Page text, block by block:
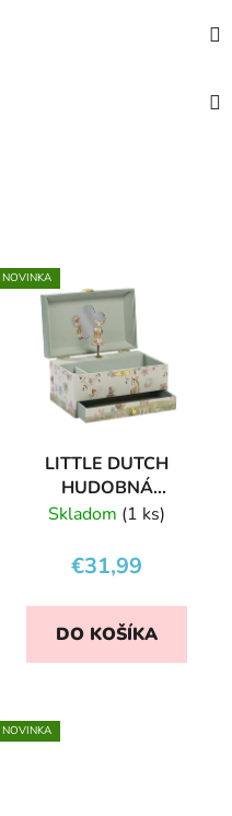
NOVINKA
LITTLE DUTCH
HUDOBNÁ
ŠPERKOVNICA
Skladom (1 ks)
€31,99
DO KOŠÍKA
NOVINKA